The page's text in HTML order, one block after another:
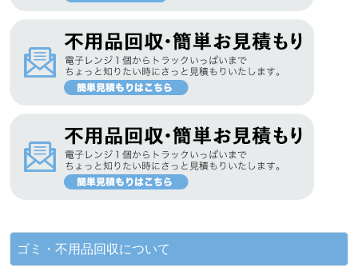
ゴミ・不用品回収について